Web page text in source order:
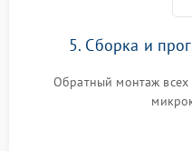
5. Сборка и
Обратный монтаж всех